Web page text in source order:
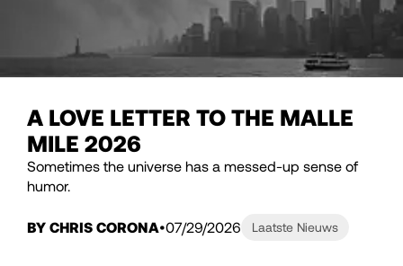
A LOVE LETTER TO THE MALLE
MILE 2026
Sometimes the universe has a messed-up sense of
humor.
BY CHRIS CORONA 07/29/2026 Laatste Nieuws